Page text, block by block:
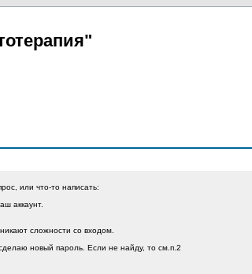
или что-то написать:
аккаунт.
сложности со входом.
новый пароль. Если не найду, то см.п.2